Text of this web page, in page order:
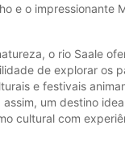
e o impressionante
o rio Saale
de explorar os
e festivais
assim, um destino
cultural com